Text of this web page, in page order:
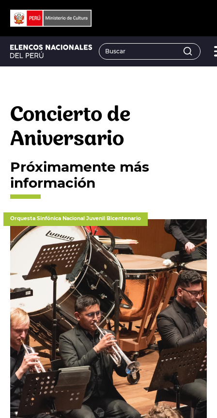
Concierto de
Aniversario
Próximamente más
información
Orquesta Sinfónica Nacional Juvenil Bicentenario